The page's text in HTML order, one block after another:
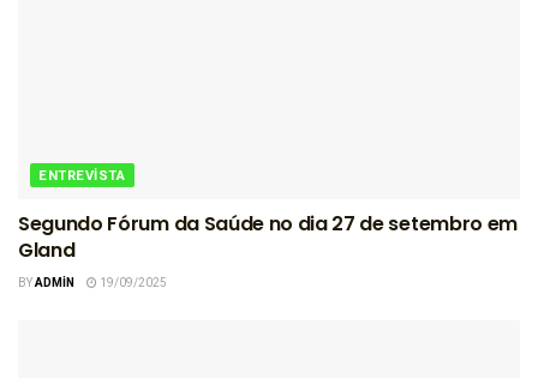
ENTREVISTA
Segundo Fórum da Saúde no dia 27 de setembro em
Gland
BYADMIN 19/09/2025